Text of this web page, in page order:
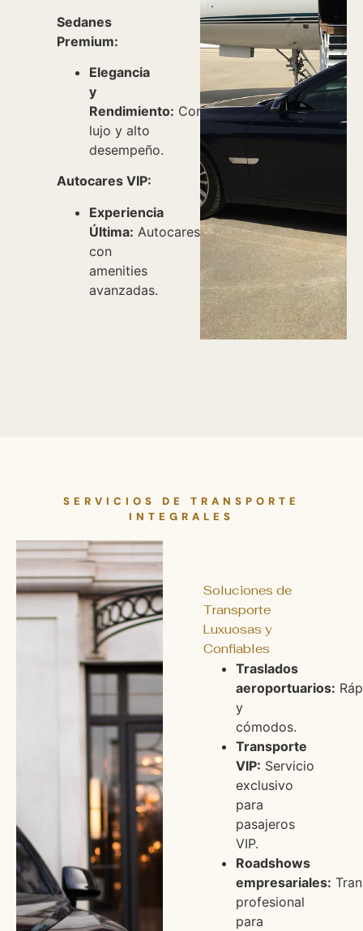
Sedanes
Premium:
Elegancia
y
Rendimiento: Combinan
lujo y alto
desempeño.
Autocares VIP:
Experiencia
Última: Autocares
con
amenities
avanzadas.
SERVICIOS DE TRANSPORTE
INTEGRALES
Soluciones de
Transporte
Luxuosas y
Confiables
Traslados
aeroportuarios:
y
cómodos.
Transporte
VIP: Servicio
exclusivo
para
pasajeros
VIP.
Roadshows
empresariales:
profesional
para